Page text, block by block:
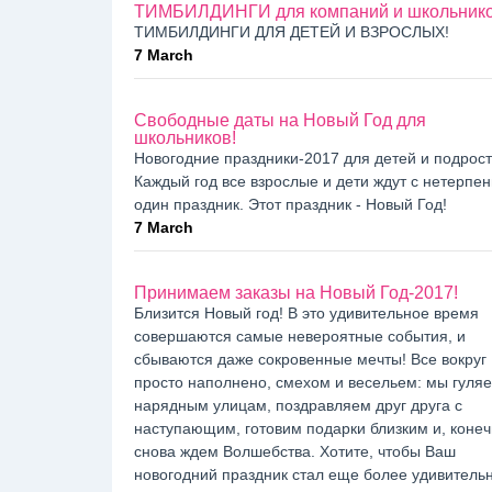
ТИМБИЛДИНГИ для компаний и
ТИМБИЛДИНГИ ДЛЯ ДЕТЕЙ И ВЗРОСЛЫХ!
7 March
Свободные даты на Новый Год для
школьников!
Новогодние праздники-2017 для детей и
Каждый год все взрослые и дети ждут с
один праздник. Этот праздник - Новый Год!
7 March
Принимаем заказы на Новый Год-2017!
Близится Новый год! В это удивительное время
совершаются самые невероятные события, и
сбываются даже сокровенные мечты! Все вокруг
просто наполнено, смехом и весельем: мы
нарядным улицам, поздравляем друг друга с
наступающим, готовим подарки близким и,
снова ждем Волшебства. Хотите, чтобы Ваш
новогодний праздник стал еще более